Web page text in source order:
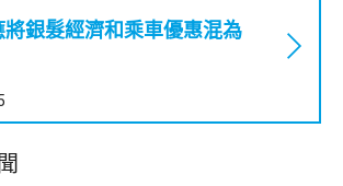
將銀髮經濟和乘車優惠混為